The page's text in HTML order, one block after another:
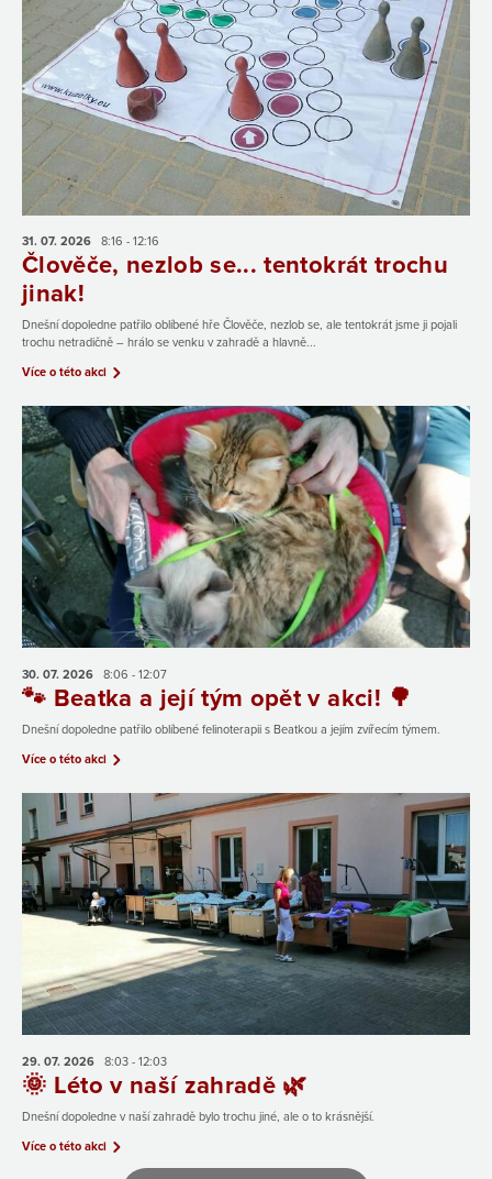
31. 07. 2026 8:16 - 12:16
Člověče, nezlob se... tentokrát trochu
jinak!
Dnešní dopoledne patřilo oblíbené hře Člověče, nezlob se, ale tentokrát jsme ji pojali
trochu netradičně – hrálo se venku v zahradě a hlavně...
Více o této akci
30. 07. 2026 8:06 - 12:07
🐾 Beatka a její tým opět v akci! 🌳
Dnešní dopoledne patřilo oblíbené felinoterapii s Beatkou a jejím zvířecím týmem.
Více o této akci
29. 07. 2026 8:03 - 12:03
🌞 Léto v naší zahradě 🌿
Dnešní dopoledne v naší zahradě bylo trochu jiné, ale o to krásnější.
Více o této akci